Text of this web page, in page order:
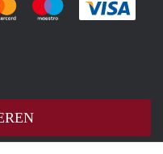
gemakkelijk af met Paypal
Je rekent gemakkelijk af met
Je rekent